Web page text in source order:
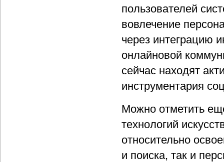
пользователей
вовлечение
через интеграцию
онлайновой
сейчас находят
инструментария
Можно отметить
технологий
относительно
и поиска, так и